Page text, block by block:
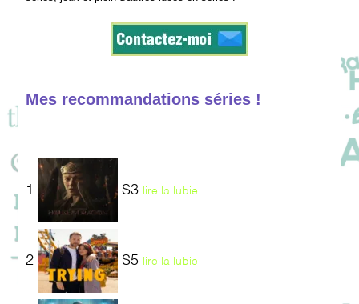
Mes recommandations séries !
1 S3 lire la lubie
2 S5 lire la lubie